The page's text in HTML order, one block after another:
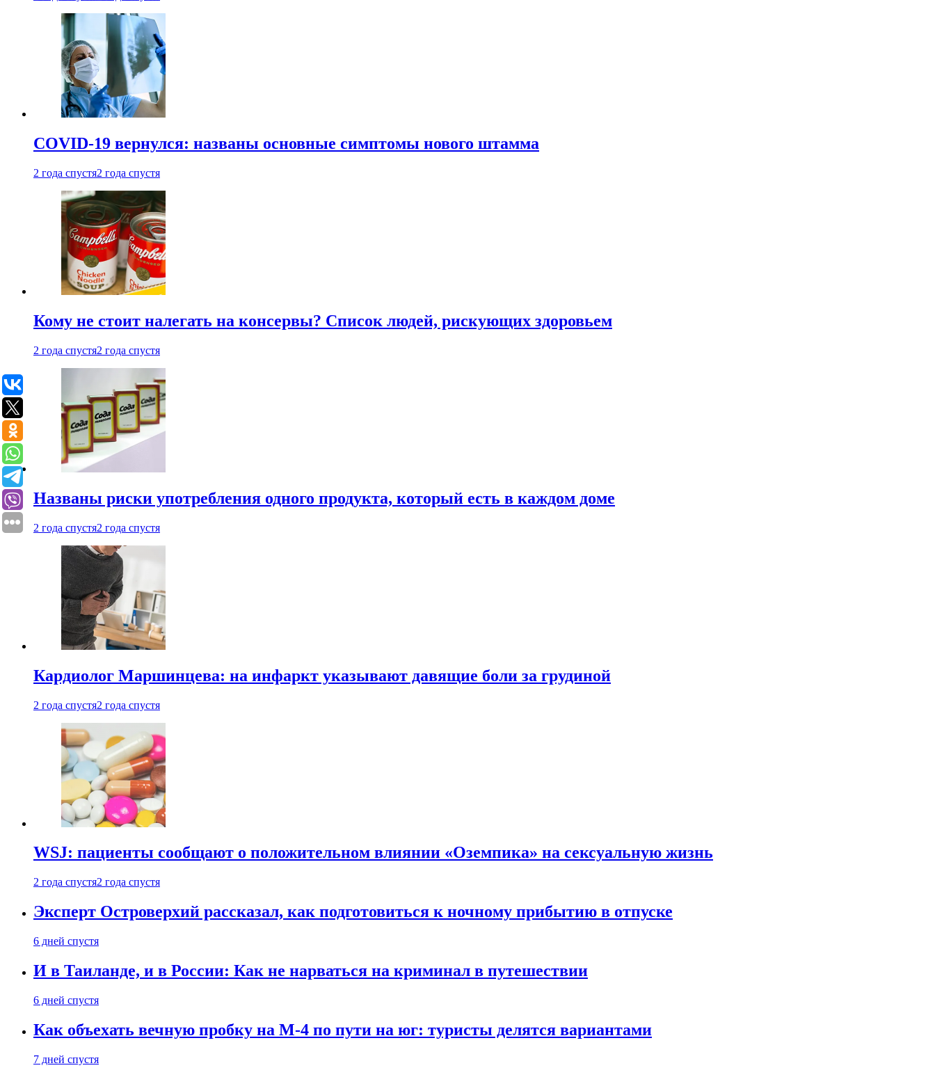
COVID-19 вернулся: названы основные симптомы нового штамма
2 года спустя2 года спустя
Кому не стоит налегать на консервы? Список людей, рискующих здоровьем
2 года спустя2 года спустя
Названы риски употребления одного продукта, который есть в каждом доме
2 года спустя2 года спустя
Кардиолог Маршинцева: на инфаркт указывают давящие боли за грудиной
2 года спустя2 года спустя
WSJ: пациенты сообщают о положительном влиянии «Оземпика» на сексуальную жизнь
2 года спустя2 года спустя
Эксперт Островерхий рассказал, как подготовиться к ночному прибытию в отпуске
6 дней спустя
И в Таиланде, и в России: Как не нарваться на криминал в путешествии
6 дней спустя
Как объехать вечную пробку на М-4 по пути на юг: туристы делятся вариантами
7 дней спустя